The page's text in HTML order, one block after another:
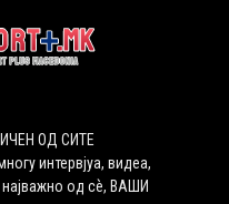
ОД СИТЕ
интервјуа, видеа,
од сѐ, ВАШИ